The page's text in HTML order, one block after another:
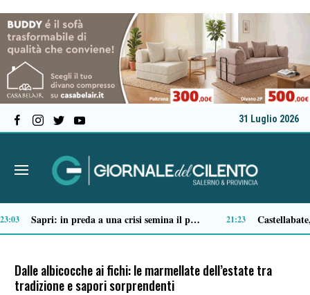
31 Luglio 2026
Ascea, nuova giunta per Sansone: Filippo Dragone vicesindaco, Egidio Criscuolo assessore ai Lavori Pubblici 14:51 Tortorella celebra la Fiera di San Basilio: tra antichi mestieri, bestiame e la musica della Bandabardò 14:49
Dalle albicocche ai fichi: le marmellate dell’estate tra
tradizione e sapori sorprendenti